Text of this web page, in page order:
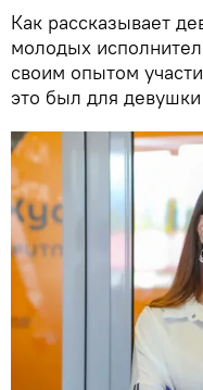
Как рассказывает
молодых
своим опытом
это был для